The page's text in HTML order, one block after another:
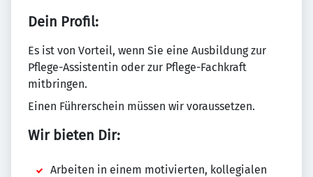
Dein Profil:
Es ist von Vorteil, wenn Sie eine Ausbildung zur
Pflege-Assistentin oder zur Pflege-Fachkraft
mitbringen.
Einen Führerschein müssen wir voraussetzen.
Wir bieten Dir:
Arbeiten in einem motivierten, kollegialen